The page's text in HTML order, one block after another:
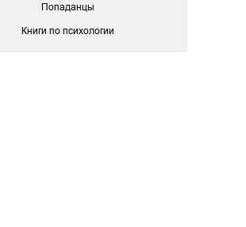
Попаданцы
Книги по психологии